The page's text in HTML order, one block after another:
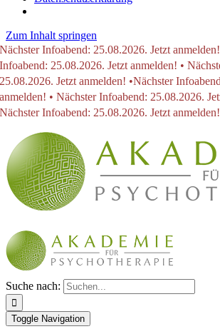
Zum Inhalt springen
Nächster Infoabend: 25.08.2026. Jetzt
Infoabend: 25.08.2026. Jetzt anmelden! •
25.08.2026. Jetzt anmelden! •Nächster
anmelden! • Nächster Infoabend: 25.08.2026.
Nächster Infoabend: 25.08.2026. Jetzt
Suche nach:
Toggle Navigation